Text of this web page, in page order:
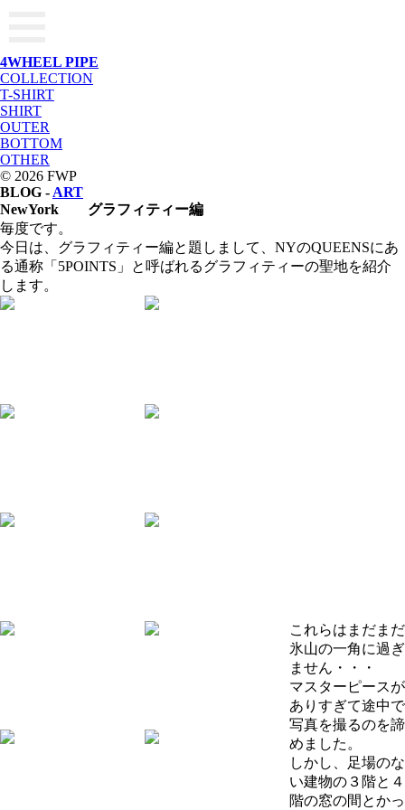
4WHEEL PIPE
COLLECTION
T-SHIRT
SHIRT
OUTER
BOTTOM
OTHER
© 2026 FWP
BLOG - ART
NewYork グラフィティー編
毎度です。
今日は、グラフィティー編と題しまして、NYのQUEENSにあ
る通称「5POINTS」と呼ばれるグラフィティーの聖地を紹介
します。
これらはまだまだ
氷山の一角に過ぎ
ません・・・
マスターピースが
ありすぎて途中で
写真を撮るのを諦
めました。
しかし、足場のな
い建物の３階と４
階の窓の間とかっ